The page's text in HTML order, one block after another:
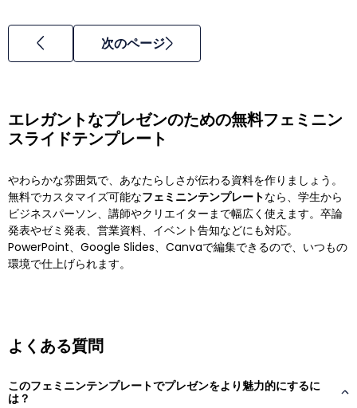
次のページ
エレガントなプレゼンのための無料フェミニン
スライドテンプレート
やわらかな雰囲気で、あなたらしさが伝わる資料を作りましょう。
無料でカスタマイズ可能なフェミニンテンプレートなら、学生から
ビジネスパーソン、講師やクリエイターまで幅広く使えます。卒論
発表やゼミ発表、営業資料、イベント告知などにも対応。
PowerPoint、Google Slides、Canvaで編集できるので、いつもの
環境で仕上げられます。
よくある質問
このフェミニンテンプレートでプレゼンをより魅力的にするに
は？